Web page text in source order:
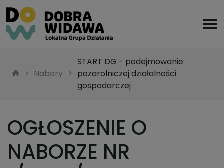
Nabory
START DG - podejmowanie
pozarolniczej działalności
gospodarczej
OGŁOSZENIE O
NABORZE NR